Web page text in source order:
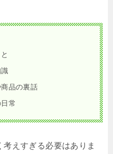
品の裏話
常
えすぎる必要はありま